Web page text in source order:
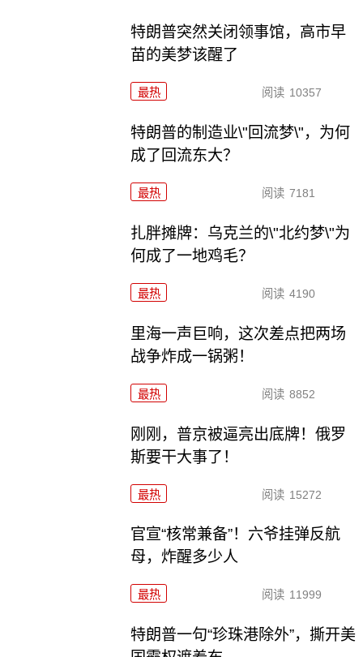
特朗普突然关闭领事馆，高市早
苗的美梦该醒了
最热 阅读 10357
特朗普的制造业\"回流梦\"，为何
成了回流东大？
最热 阅读 7181
扎胖摊牌：乌克兰的\"北约梦\"为
何成了一地鸡毛？
最热 阅读 4190
里海一声巨响，这次差点把两场
战争炸成一锅粥！
最热 阅读 8852
刚刚，普京被逼亮出底牌！俄罗
斯要干大事了！
最热 阅读 15272
官宣“核常兼备”！六爷挂弹反航
母，炸醒多少人
最热 阅读 11999
特朗普一句“珍珠港除外”，撕开美